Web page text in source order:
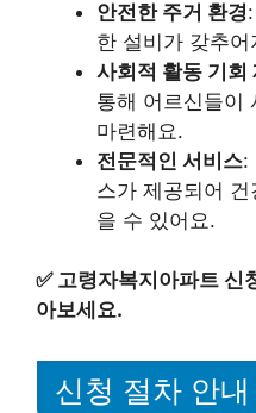
안전한 주거 환경
한 설비가 갖추어
사회적 활동 기회
통해 어르신들이
마련해요.
전문적인 서비스:
스가 제공되어
을 수 있어요.
✅ 고령자복지아파트 신
아보세요.
신청 절차 안내